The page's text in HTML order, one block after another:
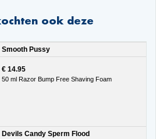
ook deze
Smooth Pussy
€ 14.95
50 ml Razor Bump Free Shaving Foam
Devils Candy Sperm Flood